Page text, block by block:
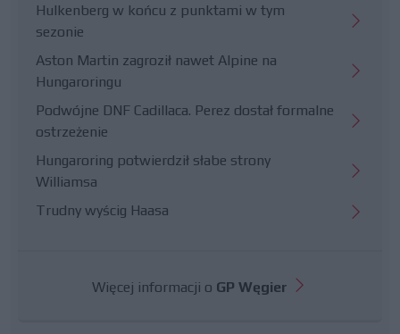
Hulkenberg w końcu z punktami w tym
sezonie
Aston Martin zagroził nawet Alpine na
Hungaroringu
Podwójne DNF Cadillaca. Perez dostał formalne
ostrzeżenie
Hungaroring potwierdził słabe strony
Williamsa
Trudny wyścig Haasa
Więcej informacji o GP Węgier